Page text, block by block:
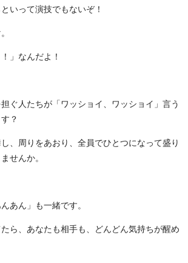
いって演技でもないぞ！
」なんだよ！
ぐ人たちが「ワッショイ、ワッショイ」言う
？
、周りをあおり、全員でひとつになって盛り
せんか。
あん」も一緒です。
ら、あなたも相手も、どんどん気持ちが醒め